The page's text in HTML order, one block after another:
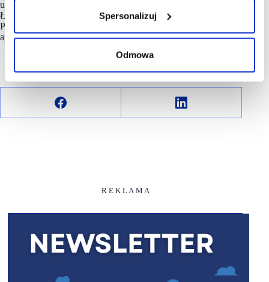
Spersonalizuj
Odmowa
ul. Budowlanych 48C wynosi 548 mkw. a w Centrum
Łopuszańska 22 w Warszawie 425 mkw. Mieszkańcy całej
Polski mogą kupować w sklepie online oraz za pomocą
aplikacji dm.
R E K L A M A